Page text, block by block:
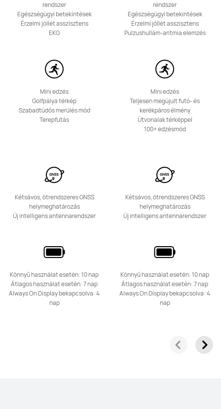
20 990.00 Ft
Értesítsen
Tudj meg többet
rendszer
Egészségügyi betekintések
Érzelmi jóllét asszisztens
EKG
Mini edzés
Golfpálya térkép
Szabadtüdős merülés mód
Terepfutás
Kétsávos, ötrendszeres GNSS
helymeghatározás
Új intelligens antennarendszer
Könnyű használat esetén: 10 nap
Átlagos használat esetén: 7 nap
Always On Display bekapcsolva: 4
nap
rendszer
Egészségügyi betekintések
Érzelmi jóllét asszisztens
Pulzushullám-aritmia elemzés
Mini edzés
Teljesen megújult futó- és
kerékpáros élmény
Útvonalak térképpel
100+ edzésmód
Kétsávos, ötrendszeres GNSS
helymeghatározás
Új intelligens antennarendszer
Könnyű használat esetén: 10 nap
Átlagos használat esetén: 7 nap
Always On Display bekapcsolva: 4
nap